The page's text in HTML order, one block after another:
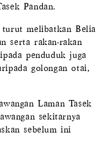
Pandan.
melibatkan Belia
serta rakan-rakan
penduduk juga
golongan otai,
Laman Tasek
sekitarnya
sebelum ini